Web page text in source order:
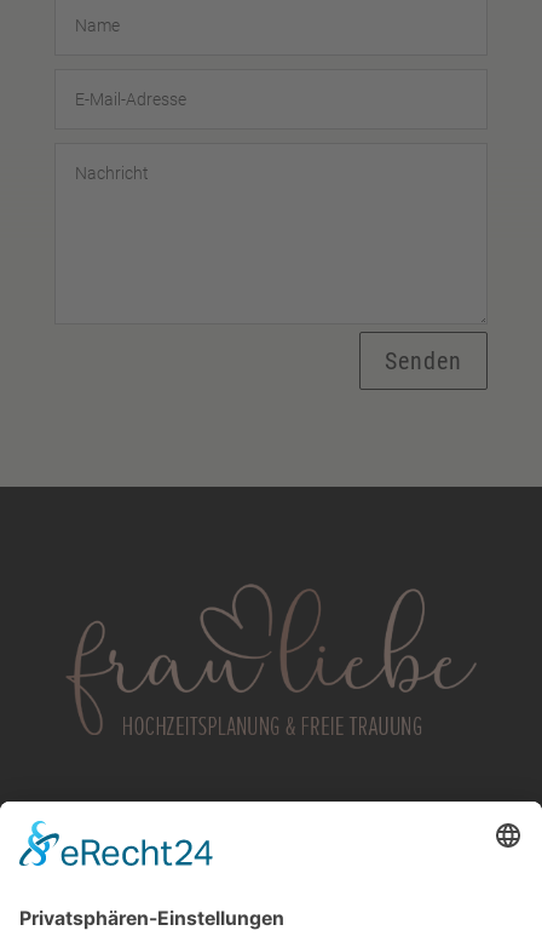
Senden
Corinne Huberty
Saarwellingen